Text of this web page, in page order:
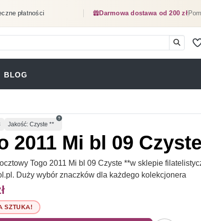
płatności Darmowa dostawa od 200 zł
BLOG
Jakość: Czyste **
2011 Mi bl 09
Togo 2011 Mi bl 09 Czyste **w sklepie
Duży wybór znaczków dla każdego kolekcjonera
SZTUKA!